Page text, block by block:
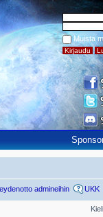
Muista
admineihin UKK